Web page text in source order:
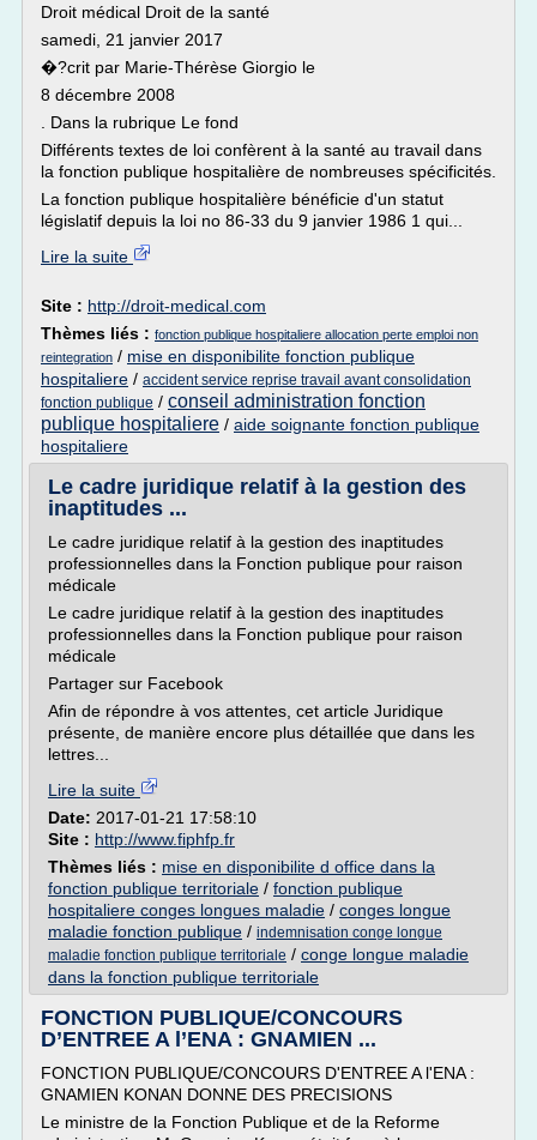
Droit médical Droit de la santé
samedi, 21 janvier 2017
�?crit par Marie-Thérèse Giorgio le
8 décembre 2008
. Dans la rubrique Le fond
Différents textes de loi confèrent à la santé au travail dans
la fonction publique hospitalière de nombreuses spécificités.
La fonction publique hospitalière bénéficie d'un statut
législatif depuis la loi no 86-33 du 9 janvier 1986 1 qui...
Lire la suite
Site : http://droit-medical.com
Thèmes liés : fonction publique hospitaliere allocation perte emploi non
reintegration / mise en disponibilite fonction publique
hospitaliere / accident service reprise travail avant consolidation
fonction publique / conseil administration fonction
publique hospitaliere / aide soignante fonction publique
hospitaliere
Le cadre juridique relatif à la gestion des
inaptitudes ...
Le cadre juridique relatif à la gestion des inaptitudes
professionnelles dans la Fonction publique pour raison
médicale
Le cadre juridique relatif à la gestion des inaptitudes
professionnelles dans la Fonction publique pour raison
médicale
Partager sur Facebook
Afin de répondre à vos attentes, cet article Juridique
présente, de manière encore plus détaillée que dans les
lettres...
Lire la suite
Date: 2017-01-21 17:58:10
Site : http://www.fiphfp.fr
Thèmes liés : mise en disponibilite d office dans la
fonction publique territoriale / fonction publique
hospitaliere conges longues maladie / conges longue
maladie fonction publique / indemnisation conge longue
maladie fonction publique territoriale / conge longue maladie
dans la fonction publique territoriale
FONCTION PUBLIQUE/CONCOURS
D’ENTREE A l’ENA : GNAMIEN ...
FONCTION PUBLIQUE/CONCOURS D'ENTREE A l'ENA :
GNAMIEN KONAN DONNE DES PRECISIONS
Le ministre de la Fonction Publique et de la Reforme